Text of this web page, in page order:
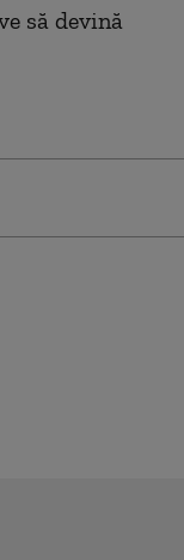
să devină